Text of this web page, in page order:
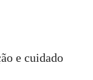
e cuidado